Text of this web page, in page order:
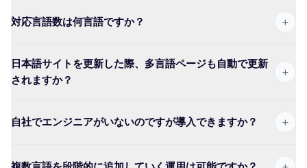
対応言語数は何言語ですか？ +
日本語サイトを更新した際、多言語ページも自動で更新
されますか？
+
自社でエンジニアがいないのですが導入できますか？ +